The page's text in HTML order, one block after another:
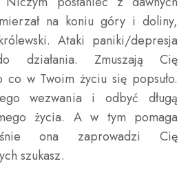
na koniu góry i doliny,
Ataki paniki/depresja
działania. Zmuszają Cię
w Twoim życiu się popsuło.
wezwania i odbyć długą
życia. A w tym pomaga
ona zaprowadzi Cię
szukasz.